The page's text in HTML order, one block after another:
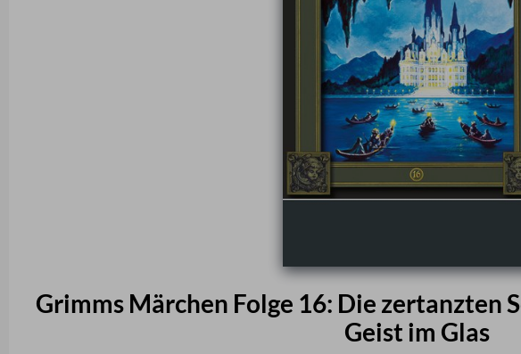
Grimms Märchen Folge 16: Die zertanzten
Geist im Glas